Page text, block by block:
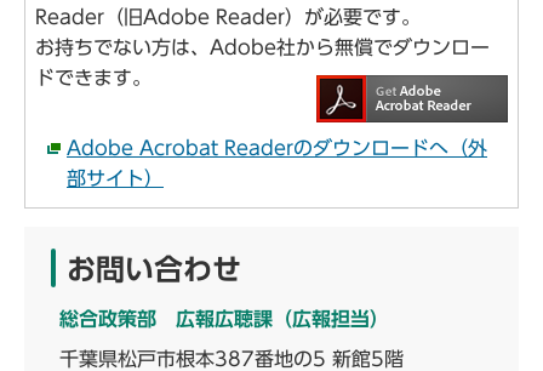
Reader（旧Adobe Reader）が必要です。
お持ちでない方は、Adobe社から無償でダウンロー
ドできます。
Adobe Acrobat Readerのダウンロードへ（外
部サイト）
お問い合わせ
総合政策部 広報広聴課（広報担当）
千葉県松戸市根本387番地の5 新館5階